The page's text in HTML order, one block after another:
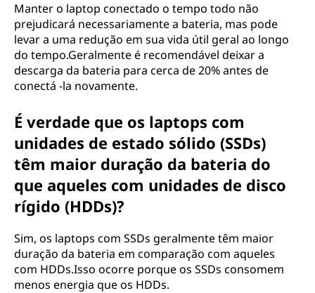
Manter o laptop conectado o tempo todo não
prejudicará necessariamente a bateria, mas pode
levar a uma redução em sua vida útil geral ao longo
do tempo.Geralmente é recomendável deixar a
descarga da bateria para cerca de 20% antes de
conectá -la novamente.
É verdade que os laptops com
unidades de estado sólido (SSDs)
têm maior duração da bateria do
que aqueles com unidades de disco
rígido (HDDs)?
Sim, os laptops com SSDs geralmente têm maior
duração da bateria em comparação com aqueles
com HDDs.Isso ocorre porque os SSDs consomem
menos energia que os HDDs.